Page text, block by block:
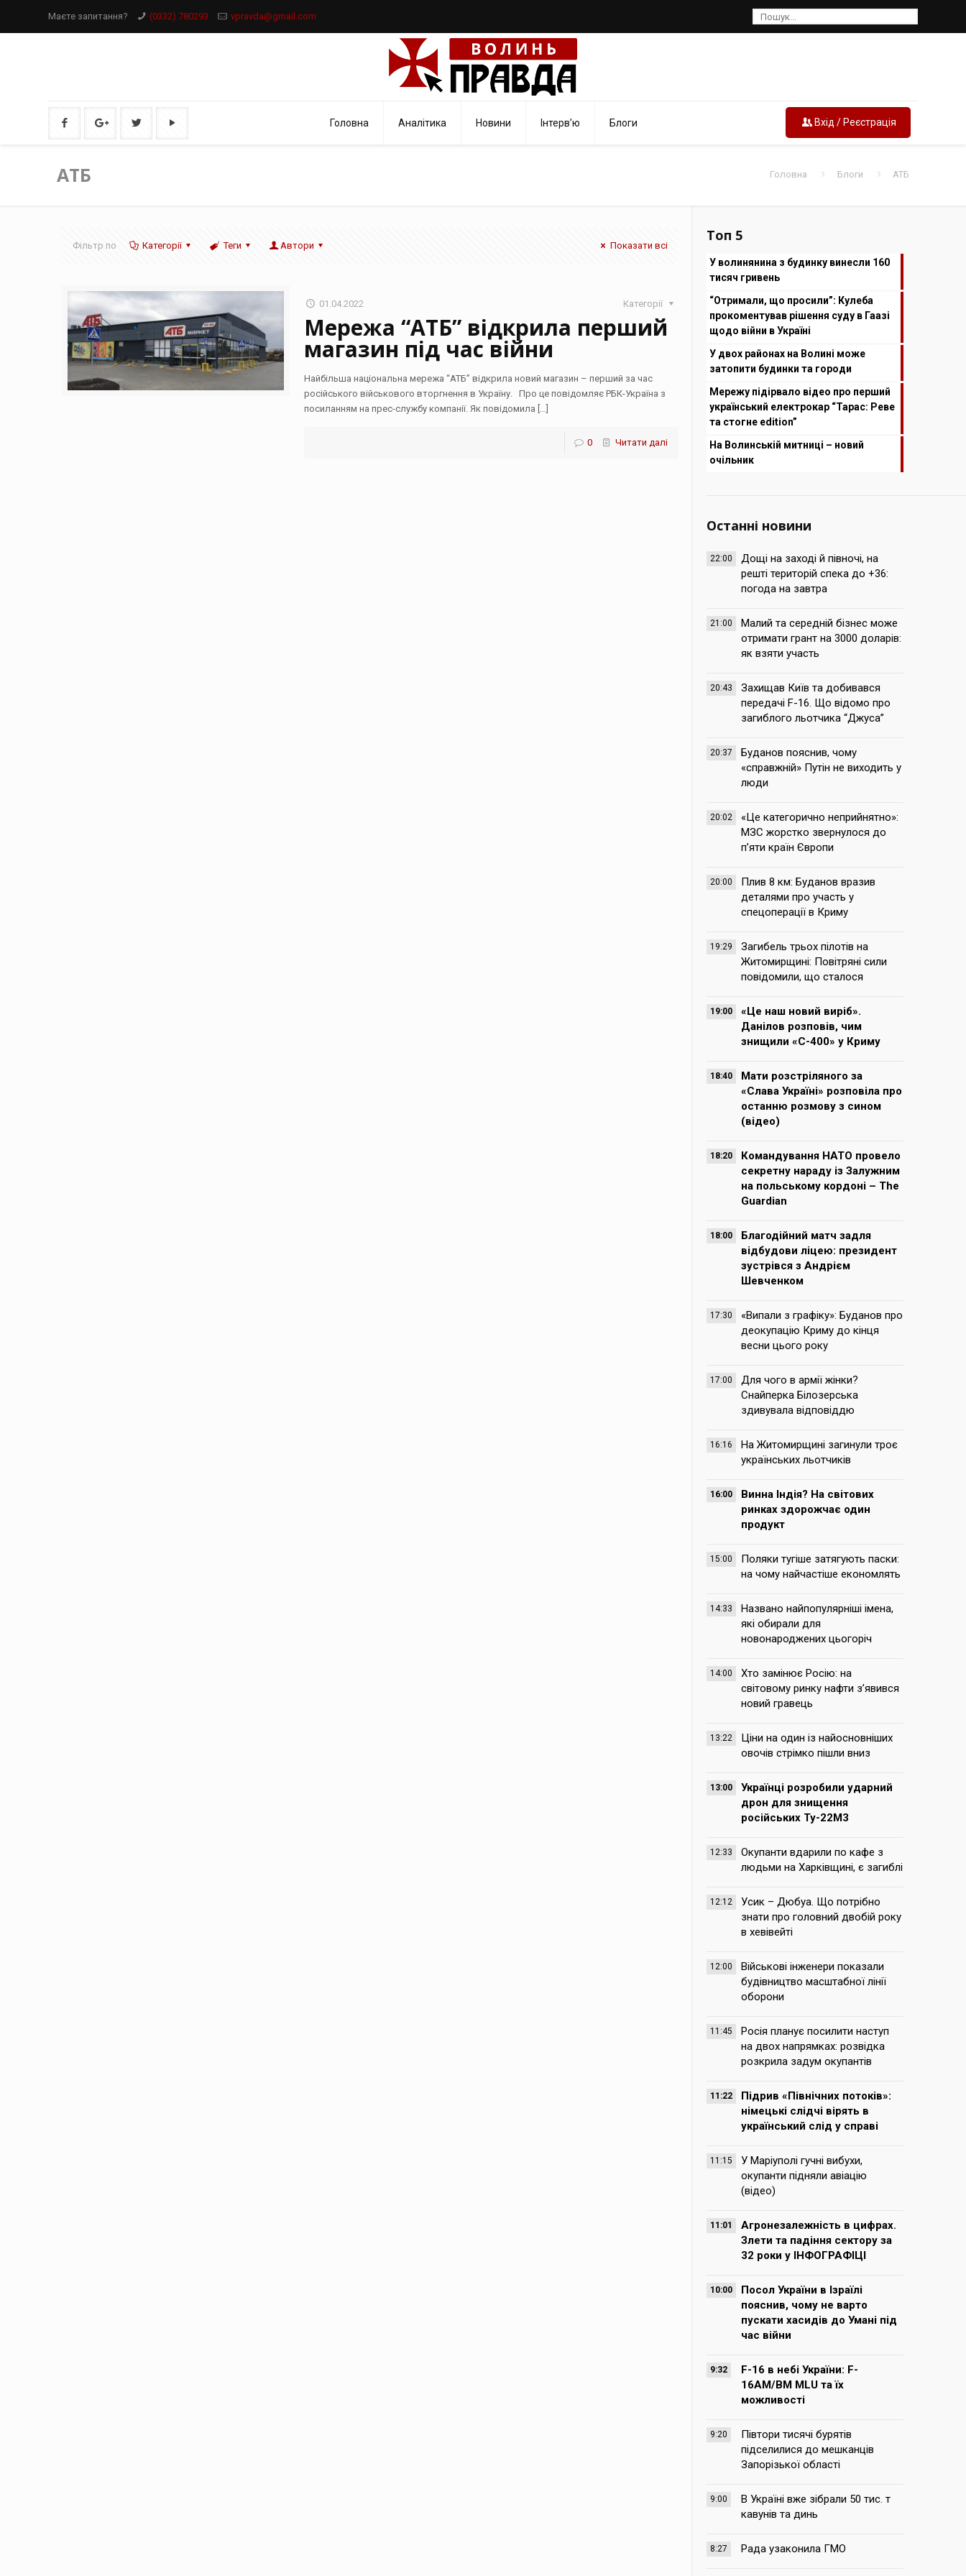
Маєте запитання? (0332) 780293 vpravda@gmail.com
Головна Аналітика Новини Інтерв’ю Блоги Вхід / Реєстрація
АТБ Головна Блоги АТБ
Фільтр по Категорії Теги Автори Показати всі
01.04.2022 Категорії
Мережа “АТБ” відкрила перший
магазин під час війни
Найбільша національна мережа “АТБ” відкрила новий магазин – перший за час
російського військового вторгнення в Україну. Про це повідомляє РБК-Україна з
посиланням на прес-службу компанії. Як повідомила […]
0 Читати далі
Топ 5
У волинянина з будинку винесли 160
тисяч гривень
“Отримали, що просили”: Кулеба
прокоментував рішення суду в Гаазі
щодо війни в Україні
У двох районах на Волині може
затопити будинки та городи
Мережу підірвало відео про перший
український електрокар “Тарас: Реве
та стогне edition”
На Волинській митниці – новий
очільник
Останні новини
22:00
Дощі на заході й півночі, на
решті територій спека до +36:
погода на завтра
21:00
Малий та середній бізнес може
отримати грант на 3000 доларів:
як взяти участь
20:43
Захищав Київ та добивався
передачі F-16. Що відомо про
загиблого льотчика “Джуса”
20:37
Буданов пояснив, чому
«справжній» Путін не виходить у
люди
20:02
«Це категорично неприйнятно»:
МЗС жорстко звернулося до
п’яти країн Європи
20:00
Плив 8 км: Буданов вразив
деталями про участь у
спецоперації в Криму
19:29
Загибель трьох пілотів на
Житомирщині: Повітряні сили
повідомили, що сталося
19:00
«Це наш новий виріб».
Данілов розповів, чим
знищили «С-400» у Криму
18:40
Мати розстріляного за
«Слава Україні» розповіла про
останню розмову з сином
(відео)
18:20
Командування НАТО провело
секретну нараду із Залужним
на польському кордоні – The
Guardian
18:00
Благодійний матч задля
відбудови ліцею: президент
зустрівся з Андрієм
Шевченком
17:30
«Випали з графіку»: Буданов про
деокупацію Криму до кінця
весни цього року
17:00
Для чого в армії жінки?
Снайперка Білозерська
здивувала відповіддю
16:16
На Житомирщині загинули троє
українських льотчиків
16:00
Винна Індія? На світових
ринках здорожчає один
продукт
15:00
Поляки тугіше затягують паски:
на чому найчастіше економлять
14:33
Названо найпопулярніші імена,
які обирали для
новонароджених цьогоріч
14:00
Хто замінює Росію: на
світовому ринку нафти з’явився
новий гравець
13:22
Ціни на один із найосновніших
овочів стрімко пішли вниз
13:00
Українці розробили ударний
дрон для знищення
російських Ту-22М3
12:33
Окупанти вдарили по кафе з
людьми на Харківщині, є загиблі
12:12
Усик – Дюбуа. Що потрібно
знати про головний двобій року
в хевівейті
12:00
Військові інженери показали
будівництво масштабної лінії
оборони
11:45
Росія планує посилити наступ
на двох напрямках: розвідка
розкрила задум окупантів
11:22
Підрив «Північних потоків»:
німецькі слідчі вірять в
український слід у справі
11:15
У Маріуполі гучні вибухи,
окупанти підняли авіацію
(відео)
11:01
Агронезалежність в цифрах.
Злети та падіння сектору за
32 роки у ІНФОГРАФІЦІ
10:00
Посол України в Ізраїлі
пояснив, чому не варто
пускати хасидів до Умані під
час війни
9:32
F-16 в небі України: F-
16AM/BM MLU та їх
можливості
9:20
Півтори тисячі бурятів
підселилися до мешканців
Запорізької області
9:00
В Україні вже зібрали 50 тис. т
кавунів та динь
8:27 Рада узаконила ГМО